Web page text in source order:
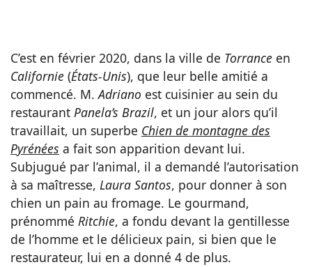
C’est en février 2020, dans la ville de Torrance en
Californie (États-Unis), que leur belle amitié a
commencé. M.Adriano est cuisinier au sein du
restaurant Panela’s Brazil, et un jour alors qu’il
travaillait, un superbe Chien de montagne des
Pyrénées a fait son apparition devant lui.
Subjugué par l’animal, il a demandé l’autorisation
à sa maîtresse, Laura Santos, pour donner à son
chien un pain au fromage. Le gourmand,
prénommé Ritchie, a fondu devant la gentillesse
de l’homme et le délicieux pain, si bien que le
restaurateur, lui en a donné 4 de plus.